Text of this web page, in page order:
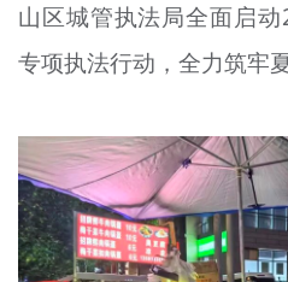
榜样人物
文明评论
北京宣传文化引导基金
宣传思想文化人才
山区城管执法局全面启
专项执法行动，全力筑牢